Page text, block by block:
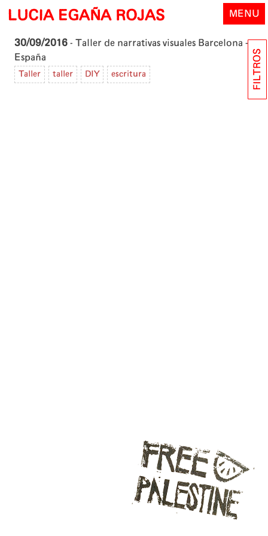
Skip
content
LUCIA EGAÑA ROJAS MENU
30/09/2016 - Taller de narrativas visuales Barcelona -
España
Taller taller DIY escritura FILTROS